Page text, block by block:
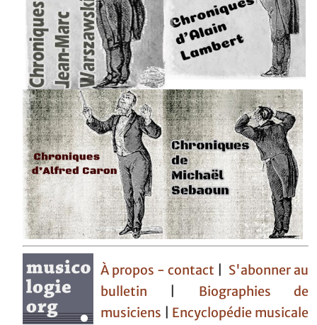
À propos - contact
S'abonner au
bulletin
Biographies de
musiciens
Encyclopédie musicale